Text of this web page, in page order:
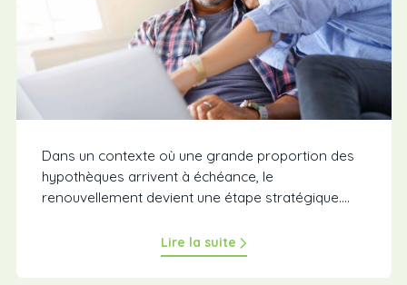
Dans un contexte où une grande proportion des
hypothèques arrivent à échéance, le
renouvellement devient une étape stratégique....
Lire la suite